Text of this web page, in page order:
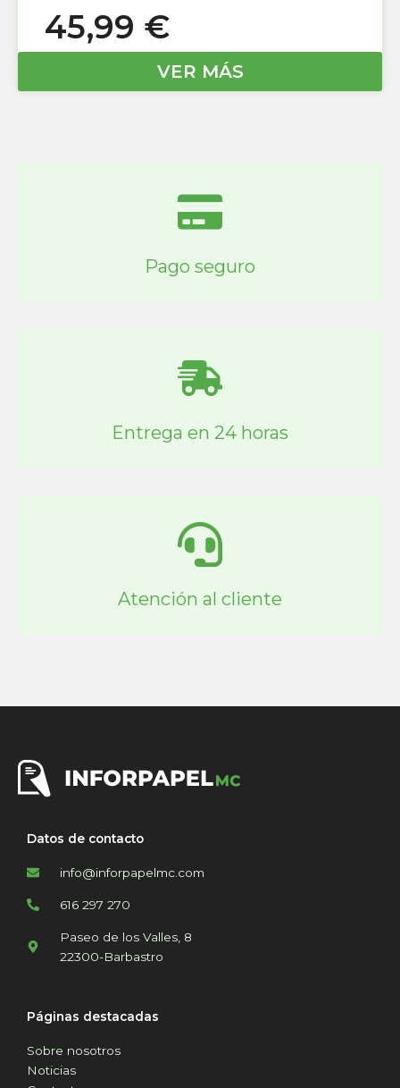
45,99 €
VER MÁS
Pago seguro
Entrega en 24 horas
Atención al cliente
Datos de contacto
info@inforpapelmc.com
616 297 270
Paseo de los Valles, 8
22300-Barbastro
Páginas destacadas
Sobre nosotros
Noticias